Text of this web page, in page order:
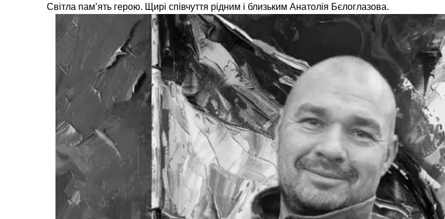
Світла пам’ять герою. Щирі співчуття рідним і близьким Анатолія Бєлоглазова.